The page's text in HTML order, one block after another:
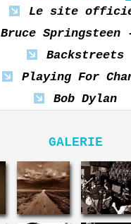
Le site
Bruce Springsteen -
Backstreets
Playing For
Bob Dylan
GALERIE